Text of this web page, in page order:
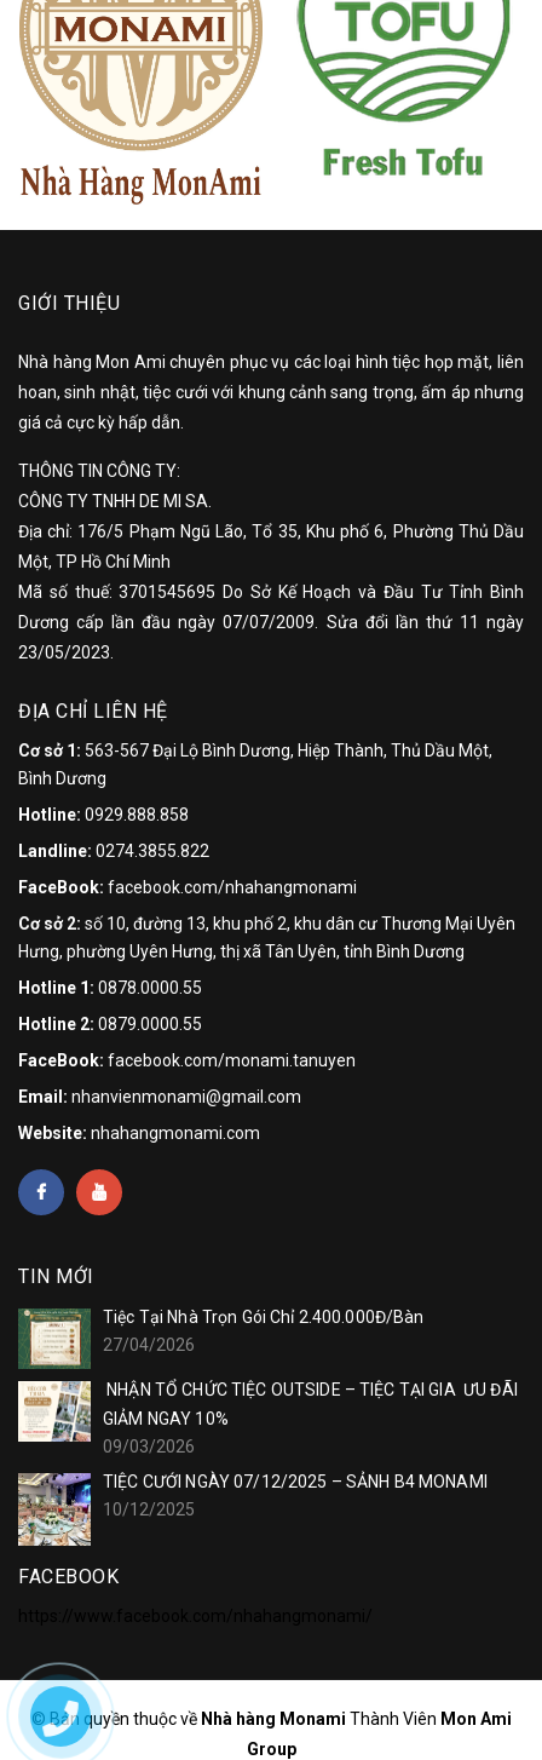
GIỚI THIỆU
Nhà hàng Mon Ami chuyên phục vụ các loại hình tiệc họp mặt, liên
hoan, sinh nhật, tiệc cưới với khung cảnh sang trọng, ấm áp nhưng
giá cả cực kỳ hấp dẫn.
THÔNG TIN CÔNG TY:
CÔNG TY TNHH DE MI SA.
Địa chỉ: 176/5 Phạm Ngũ Lão, Tổ 35, Khu phố 6, Phường Thủ Dầu
Một, TP Hồ Chí Minh
Mã số thuế: 3701545695 Do Sở Kế Hoạch và Đầu Tư Tỉnh Bình
Dương cấp lần đầu ngày 07/07/2009. Sửa đổi lần thứ 11 ngày
23/05/2023.
ĐỊA CHỈ LIÊN HỆ
Cơ sở 1: 563-567 Đại Lộ Bình Dương, Hiệp Thành, Thủ Dầu Một,
Bình Dương
Hotline: 0929.888.858
Landline: 0274.3855.822
FaceBook: facebook.com/nhahangmonami
Cơ sở 2: số 10, đường 13, khu phố 2, khu dân cư Thương Mại Uyên
Hưng, phường Uyên Hưng, thị xã Tân Uyên, tỉnh Bình Dương
Hotline 1: 0878.0000.55
Hotline 2: 0879.0000.55
FaceBook: facebook.com/monami.tanuyen
Email: nhanvienmonami@gmail.com
Website: nhahangmonami.com
TIN MỚI
Tiệc Tại Nhà Trọn Gói Chỉ 2.400.000Đ/Bàn
27/04/2026
NHẬN TỔ CHỨC TIỆC OUTSIDE – TIỆC TẠI GIA ƯU ĐÃI
GIẢM NGAY 10%
09/03/2026
TIỆC CƯỚI NGÀY 07/12/2025 – SẢNH B4 MONAMI
10/12/2025
FACEBOOK
© Bản quyền thuộc về Nhà hàng Monami Thành Viên Mon Ami
Group